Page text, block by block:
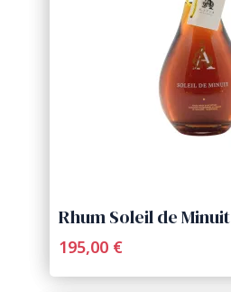
Rhum Soleil de Minuit
195,00 €